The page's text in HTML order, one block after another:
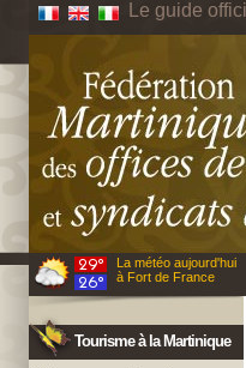
Le guide
La météo aujourd'hui
à Fort de France
Tourisme à la Martinique